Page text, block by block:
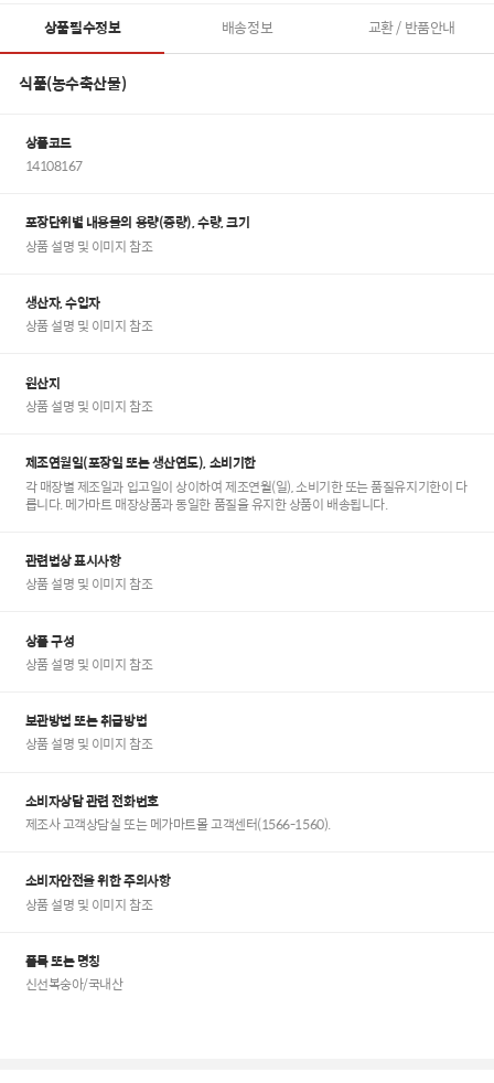
상품필수정보 배송정보 교환 / 반품안내
식품(농수축산물)
상품코드
14108167
포장단위별 내용물의 용량(중량), 수량, 크기
상품 설명 및 이미지 참조
생산자, 수입자
상품 설명 및 이미지 참조
원산지
상품 설명 및 이미지 참조
제조연월일(포장일 또는 생산연도), 소비기한
각 매장별 제조일과 입고일이 상이하여 제조연월(일), 소비기한 또는 품질유지기한이 다
릅니다. 메가마트 매장상품과 동일한 품질을 유지한 상품이 배송됩니다.
관련법상 표시사항
상품 설명 및 이미지 참조
상품 구성
상품 설명 및 이미지 참조
보관방법 또는 취급방법
상품 설명 및 이미지 참조
소비자상담 관련 전화번호
제조사 고객상담실 또는 메가마트몰 고객센터(1566-1560).
소비자안전을 위한 주의사항
상품 설명 및 이미지 참조
품목 또는 명칭
신선복숭아/국내산